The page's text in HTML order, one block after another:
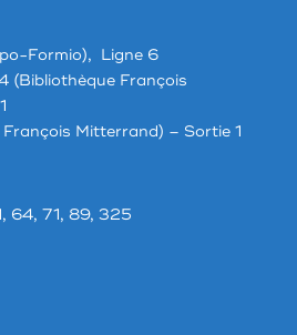
Formio), Ligne 6
(Bibliothèque François
Mitterrand) – Sortie 1
64, 71, 89, 325